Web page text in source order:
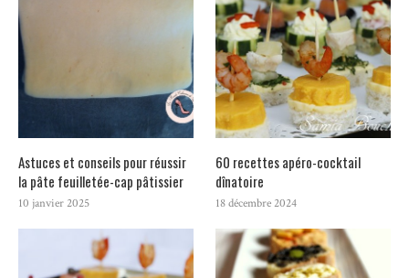
Astuces et conseils pour réussir
la pâte feuilletée-cap pâtissier
10 janvier 2025
60 recettes apéro-cocktail
dînatoire
18 décembre 2024